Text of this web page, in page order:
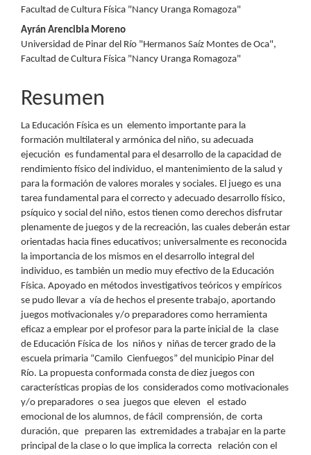
artículo
Facultad de Cultura Física "Nancy Uranga Romagoza"
Ayrán Arencibia Moreno
Universidad de Pinar del Río "Hermanos Saíz Montes de Oca",
Facultad de Cultura Física "Nancy Uranga Romagoza"
Resumen
La Educación Física es un elemento importante para la
formación multilateral y armónica del niño, su adecuada
ejecución es fundamental para el desarrollo de la capacidad de
rendimiento físico del individuo, el mantenimiento de la salud y
para la formación de valores morales y sociales. El juego es una
tarea fundamental para el correcto y adecuado desarrollo físico,
psíquico y social del niño, estos tienen como derechos disfrutar
plenamente de juegos y de la recreación, las cuales deberán estar
orientadas hacia fines educativos; universalmente es reconocida
la importancia de los mismos en el desarrollo integral del
individuo, es también un medio muy efectivo de la Educación
Física. Apoyado en métodos investigativos teóricos y empíricos
se pudo llevar a vía de hechos el presente trabajo, aportando
juegos motivacionales y/o preparadores como herramienta
eficaz a emplear por el profesor para la parte inicial de la clase
de Educación Física de los niños y niñas de tercer grado de la
escuela primaria “Camilo Cienfuegos” del municipio Pinar del
Río. La propuesta conformada consta de diez juegos con
características propias de los considerados como motivacionales
y/o preparadores o sea juegos que eleven el estado
emocional de los alumnos, de fácil comprensión, de corta
duración, que preparen las extremidades a trabajar en la parte
principal de la clase o lo que implica la correcta relación con el